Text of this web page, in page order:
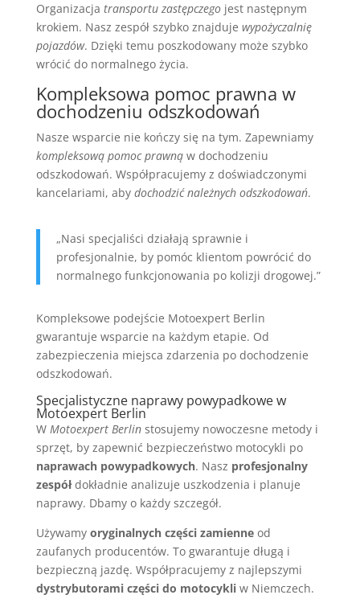
Organizacja transportu zastępczegojest następnym
krokiem. Nasz zespół szybko znajduje wypożyczalnię
pojazdów. Dzięki temu poszkodowany może szybko
wrócić do normalnego życia.
Kompleksowa pomoc prawna w
dochodzeniu odszkodowań
Nasze wsparcie nie kończy się na tym. Zapewniamy
kompleksową pomoc prawnąw dochodzeniu
odszkodowań. Współpracujemy z doświadczonymi
kancelariami, aby dochodzić należnych odszkodowań.
„Nasi specjaliści działają sprawnie i
profesjonalnie, by pomóc klientom powrócić do
normalnego funkcjonowania po kolizji drogowej.”
Kompleksowe podejście Motoexpert Berlin
gwarantuje wsparcie na każdym etapie. Od
zabezpieczenia miejsca zdarzenia po dochodzenie
odszkodowań.
Specjalistyczne naprawy powypadkowe w
Motoexpert Berlin
W Motoexpert Berlinstosujemy nowoczesne metody i
sprzęt, by zapewnić bezpieczeństwo motocykli po
naprawach powypadkowych. Nasz profesjonalny
zespółdokładnie analizuje uszkodzenia i planuje
naprawy. Dbamy o każdy szczegół.
Używamy oryginalnych części zamienneod
zaufanych producentów. To gwarantuje długą i
bezpieczną jazdę. Współpracujemy z najlepszymi
dystrybutorami części do motocykliw Niemczech.